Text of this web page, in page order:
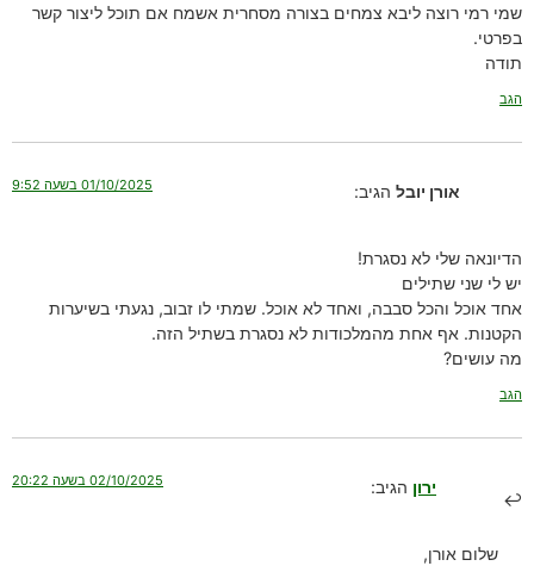
שמי רמי רוצה ליבא צמחים בצורה מסחרית אשמח אם תוכל ליצור קשר
בפרטי.
תודה
הגב
אורן יובל הגיב: 01/10/2025 בשעה 9:52
הדיונאה שלי לא נסגרת!
יש לי שני שתילים
אחד אוכל והכל סבבה, ואחד לא אוכל. שמתי לו זבוב, נגעתי בשיערות
הקטנות. אף אחת מהמלכודות לא נסגרת בשתיל הזה.
מה עושים?
הגב
ירון הגיב: 02/10/2025 בשעה 20:22
שלום אורן,